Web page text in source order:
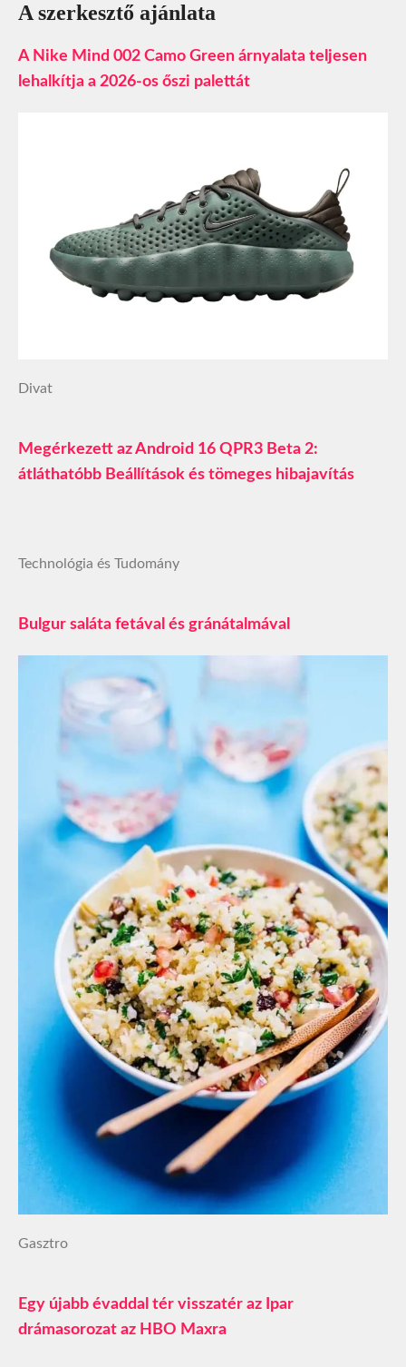
A szerkesztő ajánlata
A Nike Mind 002 Camo Green árnyalata teljesen
lehalkítja a 2026-os őszi palettát
Divat
Megérkezett az Android 16 QPR3 Beta 2:
átláthatóbb Beállítások és tömeges hibajavítás
Technológia és Tudomány
Bulgur saláta fetával és gránátalmával
Gasztro
Egy újabb évaddal tér visszatér az Ipar
drámasorozat az HBO Maxra